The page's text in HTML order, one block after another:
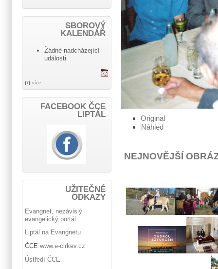
Original
Náhled
NEJNOVĚJŠÍ
SBOROVÝ
KALENDÁŘ
Žádné nadcházející
události
více
FACEBOOK ČCE
LIPTÁL
UŽITEČNÉ
ODKAZY
Evangnet, nezávislý
evangelický portál
Liptál na Evangnetu
ČCE www.e-cirkev.cz
Ústředí ČCE